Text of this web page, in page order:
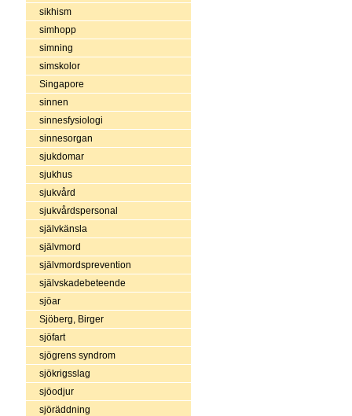
sikhism
simhopp
simning
simskolor
Singapore
sinnen
sinnesfysiologi
sinnesorgan
sjukdomar
sjukhus
sjukvård
sjukvårdspersonal
självkänsla
självmord
självmordsprevention
självskadebeteende
sjöar
Sjöberg, Birger
sjöfart
sjögrens syndrom
sjökrigsslag
sjöodjur
sjöräddning